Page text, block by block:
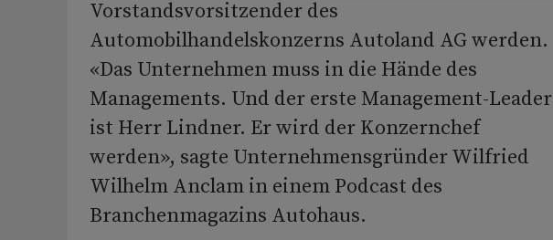
Vorstandsvorsitzender des
Automobilhandelskonzerns Autoland AG werden.
«Das Unternehmen muss in die Hände des
Managements. Und der erste Management-Leader
ist Herr Lindner. Er wird der Konzernchef
werden», sagte Unternehmensgründer Wilfried
Wilhelm Anclam in einem Podcast des
Branchenmagazins Autohaus.